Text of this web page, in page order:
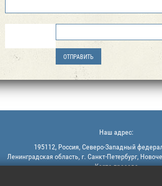
Наш адрес:
195112, Россия, Северо-Западный
Ленинградская область, г. Санкт-Петербург,
Карта проезда